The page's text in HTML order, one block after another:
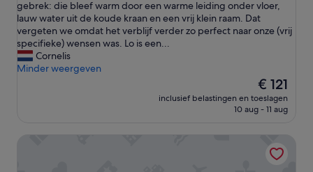
n
e
e
n
r
u
e
r
s
o
n
e
gebrek: die bleef warm door een warme leiding onder vloer,
lauw water uit de koude kraan en een vrij klein raam. Dat
vergeten we omdat het verblijf verder zo perfect naar onze (vrij
specifieke) wensen was. Lo is een...
Cornelis
Minder weergeven
De
prijs
is
€ 121
inclusief belastingen en toeslagen
10 aug - 11 aug